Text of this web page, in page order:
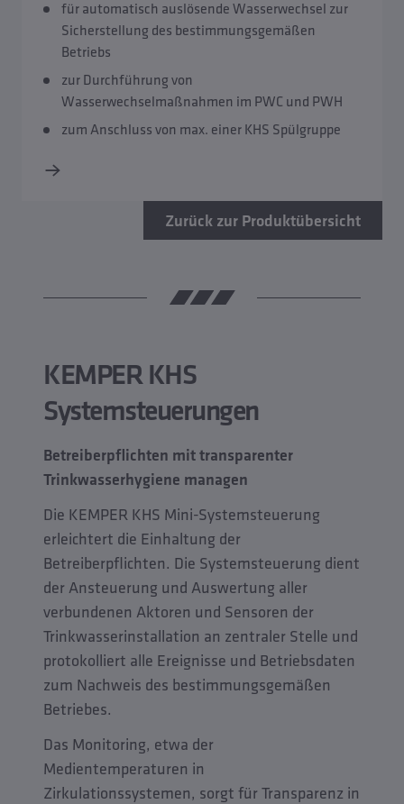
für automatisch auslösende Wasserwechsel zur
Sicherstellung des bestimmungsgemäßen
Betriebs
zur Durchführung von
Wasserwechselmaßnahmen im PWC und PWH
zum Anschluss von max. einer KHS Spülgruppe
Zurück zur Produktübersicht
KEMPER KHS
Systemsteuerungen
Betreiberpflichten mit transparenter
Trinkwasserhygiene managen
Die KEMPER KHS Mini-Systemsteuerung
erleichtert die Einhaltung der
Betreiberpflichten. Die Systemsteuerung dient
der Ansteuerung und Auswertung aller
verbundenen Aktoren und Sensoren der
Trinkwasserinstallation an zentraler Stelle und
protokolliert alle Ereignisse und Betriebsdaten
zum Nachweis des bestimmungsgemäßen
Betriebes.
Das Monitoring, etwa der
Medientemperaturen in
Zirkulationssystemen, sorgt für Transparenz in